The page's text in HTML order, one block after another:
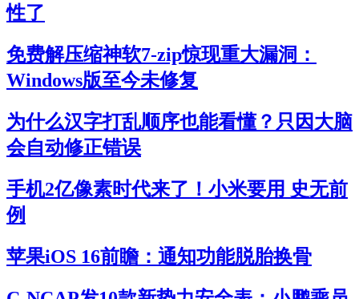
性了
免费解压缩神软7-zip惊现重大漏洞：
Windows版至今未修复
为什么汉字打乱顺序也能看懂？只因大脑
会自动修正错误
手机2亿像素时代来了！小米要用 史无前
例
苹果iOS 16前瞻：通知功能脱胎换骨